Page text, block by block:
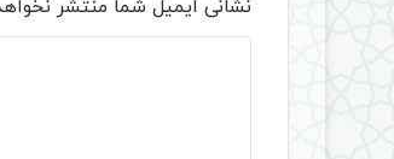
نشانی ایمیل شما منتشر